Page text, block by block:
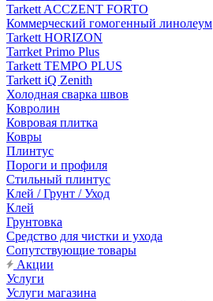
Tarkett ACCZENT FORTO
Коммерческий гомогенный линолеум
Tarkett HORIZON
Tarrket Primo Plus
Tarkett TEMPO PLUS
Tarkett iQ Zenith
Холодная сварка швов
Ковролин
Ковровая плитка
Ковры
Плинтус
Пороги и профиля
Стильный плинтус
Клей / Грунт / Уход
Клей
Грунтовка
Средство для чистки и ухода
Сопутствующие товары
Акции
Услуги
Услуги магазина